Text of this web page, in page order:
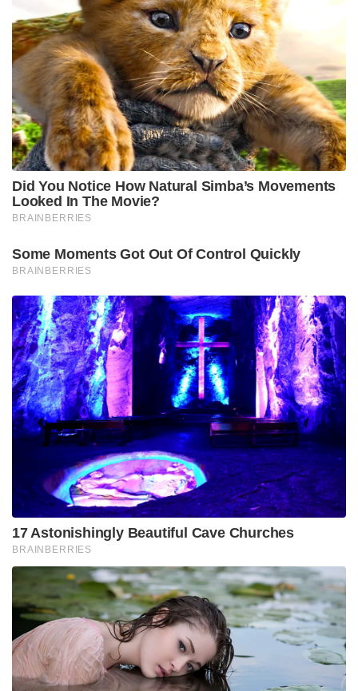
Did You Notice How Natural Simba’s Movements
Looked In The Movie?
BRAINBERRIES
Some Moments Got Out Of Control Quickly
BRAINBERRIES
17 Astonishingly Beautiful Cave Churches
BRAINBERRIES